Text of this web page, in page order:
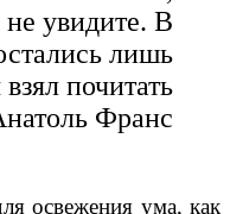
увидите. В
лишь
почитать
Франс
освежения ума, как